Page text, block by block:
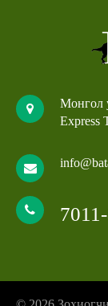
Монгол
Express